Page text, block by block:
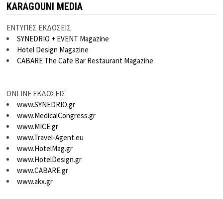
KARAGOUNI MEDIA
ΕΝΤΥΠΕΣ ΕΚΔΟΣΕΙΣ
SYNEDRIO + EVENT Magazine
Hotel Design Magazine
CABARE The Cafe Bar Restaurant Magazine
ONLINE ΕΚΔΟΣΕΙΣ
www.SYNEDRIO.gr
www.MedicalCongress.gr
www.MICE.gr
www.Travel-Agent.eu
www.HotelMag.gr
www.HotelDesign.gr
www.CABARE.gr
www.akx.gr